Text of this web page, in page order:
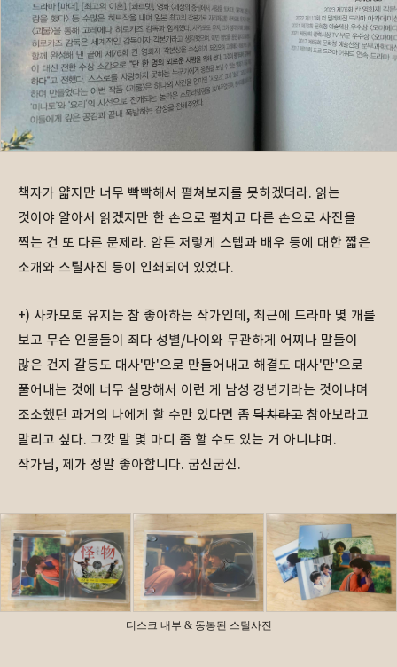
책자가 얇지만 너무 빡빡해서 펼쳐보지를 못하겠더라. 읽는
것이야 알아서 읽겠지만 한 손으로 펼치고 다른 손으로 사진을
찍는 건 또 다른 문제라. 암튼 저렇게 스텝과 배우 등에 대한 짧은
소개와 스틸사진 등이 인쇄되어 있었다.
+) 사카모토 유지는 참 좋아하는 작가인데, 최근에 드라마 몇 개를
보고 무슨 인물들이 죄다 성별/나이와 무관하게 어찌나 말들이
많은 건지 갈등도 대사'만'으로 만들어내고 해결도 대사'만'으로
풀어내는 것에 너무 실망해서 이런 게 남성 갱년기라는 것이냐며
조소했던 과거의 나에게 할 수만 있다면 좀 닥치라고 참아보라고
말리고 싶다. 그깟 말 몇 마디 좀 할 수도 있는 거 아니냐며.
작가님, 제가 정말 좋아합니다. 굽신굽신.
디스크 내부 & 동봉된 스틸사진